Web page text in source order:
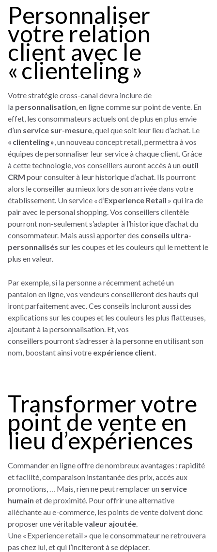
Personnaliser
votre relation
client avec le
« clienteling »
Votre stratégie cross-canal devra inclure de
la personnalisation , en ligne comme sur point de vente. En
effet, les consommateurs actuels ont de plus en plus envie
d’un service sur-mesure , quel que soit leur lieu d’achat. Le
« clienteling » , un nouveau concept retail, permettra à vos
équipes de personnaliser leur service à chaque client. Grâce
à cette technologie, vos conseillers auront accès à un outil
CRM pour consulter à leur historique d’achat. Ils pourront
alors le conseiller au mieux lors de son arrivée dans votre
établissement. Un service « d’Experience Retail » qui ira de
pair avec le personal shopping. Vos conseillers clientèle
pourront non-seulement s’adapter à l’historique d’achat du
consommateur. Mais aussi apporter des conseils ultra-
personnalisés sur les coupes et les couleurs qui le mettent le
plus en valeur.
Par exemple, si la personne a récemment acheté un
pantalon en ligne, vos vendeurs conseilleront des hauts qui
iront parfaitement avec. Ces conseils incluront aussi des
explications sur les coupes et les couleurs les plus flatteuses,
ajoutant à la personnalisation. Et, vos
conseillers pourront s’adresser à la personne en utilisant son
nom, boostant ainsi votre expérience client
Transformer votre
point de vente en
lieu d’expériences
Commander en ligne offre de nombreux avantages : rapidité
et facilité, comparaison instantanée des prix, accès aux
promotions, … Mais, rien ne peut remplacer un service
humain et de proximité. Pour offrir une alternative
alléchante au e-commerce, les points de vente doivent donc
proposer une véritablevaleur ajoutée
Une « Experience retail » que le consommateur ne retrouvera
pas chez lui, et qui l’inciteront à se déplacer.